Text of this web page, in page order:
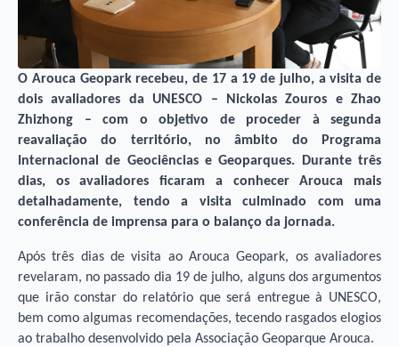
O Arouca Geopark recebeu, de 17 a 19 de julho, a visita de
dois avaliadores da UNESCO – Nickolas Zouros e Zhao
Zhizhong – com o objetivo de proceder à segunda
reavaliação do território, no âmbito do Programa
Internacional de Geociências e Geoparques. Durante três
dias, os avaliadores ficaram a conhecer Arouca mais
detalhadamente, tendo a visita culminado com uma
conferência de imprensa para o balanço da jornada.
Após três dias de visita ao Arouca Geopark, os avaliadores
revelaram, no passado dia 19 de julho, alguns dos argumentos
que irão constar do relatório que será entregue à UNESCO,
bem como algumas recomendações, tecendo rasgados elogios
ao trabalho desenvolvido pela Associação Geoparque Arouca.